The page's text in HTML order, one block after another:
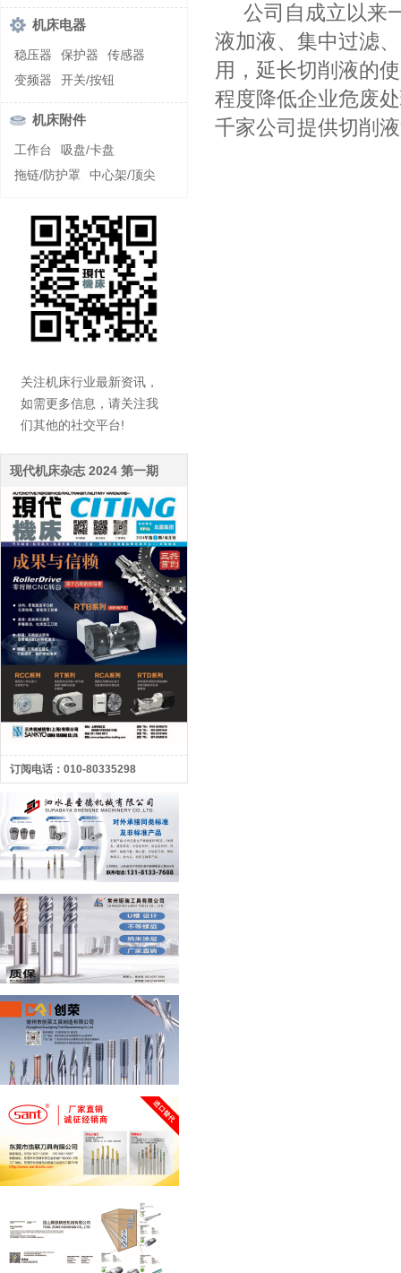
机床电器
稳压器 保护器
传感器
变频器
开关/按钮
机床附件
工作台
吸盘/卡盘
拖链/防护罩
中心架/顶尖
关注机床行业最新资讯，
如需更多信息，请关注我
们其他的社交平台!
现代机床杂志 2024 第一期
订阅电话：010-80335298
公司自成立以来
液加液、集中过滤
用，延长切削液的
程度降低企业危废
千家公司提供切削